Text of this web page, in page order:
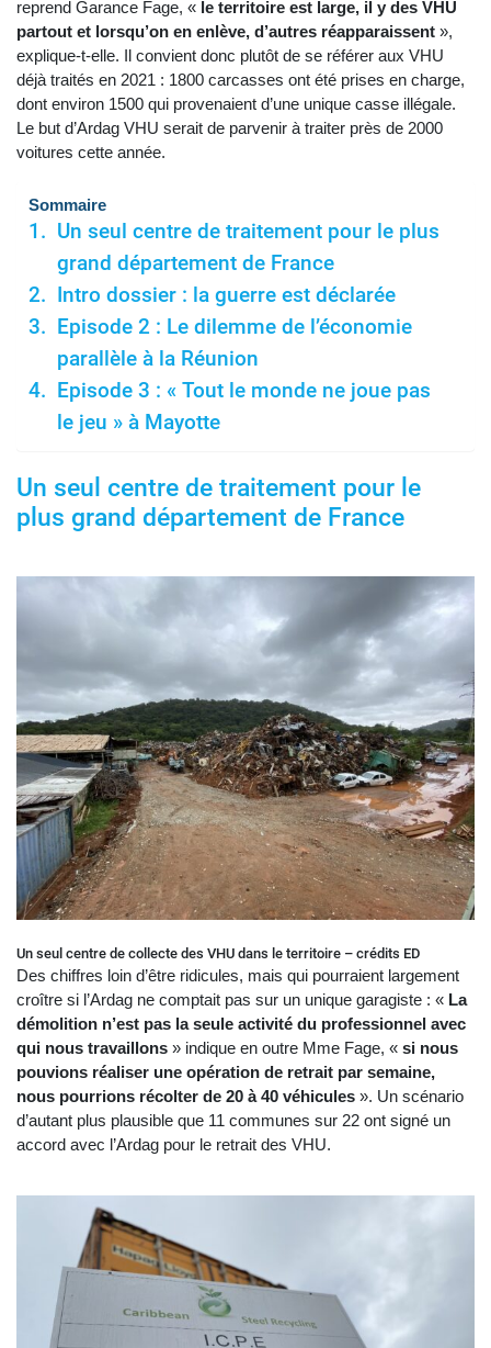
reprend Garance Fage, « le territoire est large, il y des VHU
partout et lorsqu’on en enlève, d’autres réapparaissent »,
explique-t-elle. Il convient donc plutôt de se référer aux VHU
déjà traités en 2021 : 1800 carcasses ont été prises en charge,
dont environ 1500 qui provenaient d’une unique casse illégale.
Le but d’Ardag VHU serait de parvenir à traiter près de 2000
voitures cette année.
Sommaire
Un seul centre de traitement pour le plus
grand département de France
Intro dossier : la guerre est déclarée
Episode 2 : Le dilemme de l’économie
parallèle à la Réunion
Episode 3 : « Tout le monde ne joue pas
le jeu » à Mayotte
Un seul centre de traitement pour le
plus grand département de France
Un seul centre de collecte des VHU dans le territoire – crédits ED
Des chiffres loin d’être ridicules, mais qui pourraient largement
croître si l’Ardag ne comptait pas sur un unique garagiste : « La
démolition n’est pas la seule activité du professionnel avec
qui nous travaillons » indique en outre Mme Fage, « si nous
pouvions réaliser une opération de retrait par semaine,
nous pourrions récolter de 20 à 40 véhicules ». Un scénario
d’autant plus plausible que 11 communes sur 22 ont signé un
accord avec l’Ardag pour le retrait des VHU.